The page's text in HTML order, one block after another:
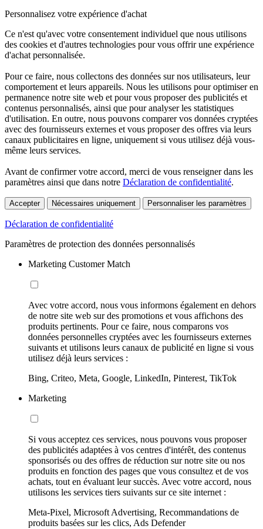
Personnalisez votre expérience d'achat
Ce n'est qu'avec votre consentement individuel que nous utilisons
des cookies et d'autres technologies pour vous offrir une expérience
d'achat personnalisée.
Pour ce faire, nous collectons des données sur nos utilisateurs, leur
comportement et leurs appareils. Nous les utilisons pour optimiser en
permanence notre site web et pour vous proposer des publicités et
contenus personnalisés, ainsi que pour analyser les statistiques
d'utilisation. En outre, nous pouvons comparer vos données cryptées
avec des fournisseurs externes et vous proposer des offres via leurs
canaux publicitaires en ligne, uniquement si vous utilisez déjà vous-
même leurs services.
Avant de confirmer votre accord, merci de vous renseigner dans les
paramètres ainsi que dans notre Déclaration de confidentialité.
Accepter Nécessaires uniquement Personnaliser les paramètres
Déclaration de confidentialité
Paramètres de protection des données personnalisés
Marketing Customer Match
Avec votre accord, nous vous informons également en dehors
de notre site web sur des promotions et vous affichons des
produits pertinents. Pour ce faire, nous comparons vos
données personnelles cryptées avec les fournisseurs externes
suivants et utilisons leurs canaux de publicité en ligne si vous
utilisez déjà leurs services :
Bing, Criteo, Meta, Google, LinkedIn, Pinterest, TikTok
Marketing
Si vous acceptez ces services, nous pouvons vous proposer
des publicités adaptées à vos centres d'intérêt, des contenus
sponsorisés ou des offres de réduction sur notre site ou nos
produits en fonction des pages que vous consultez et de vos
achats, tout en évaluant leur succès. Avec votre accord, nous
utilisons les services tiers suivants sur ce site internet :
Meta-Pixel, Microsoft Advertising, Recommandations de
produits basées sur les clics, Ads Defender